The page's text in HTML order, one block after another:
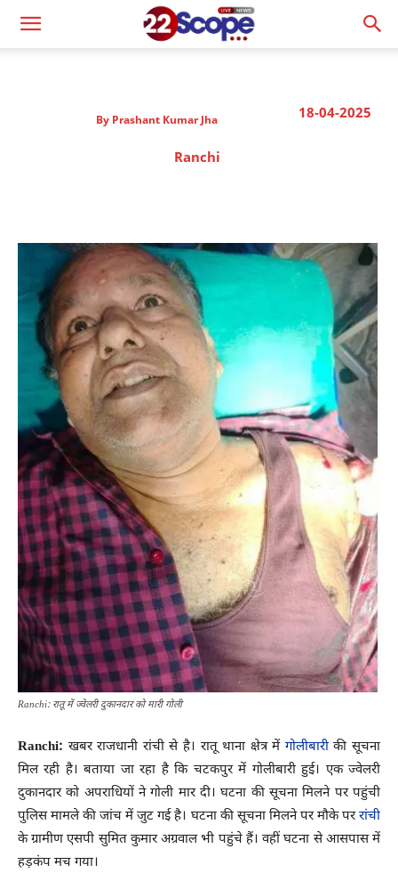
18-04-2025
By Prashant Kumar Jha
Ranchi
Ranchi: रातू में ज्वेलरी दुकानदार को मारी गोली
Ranchi: खबर राजधानी रांची से है। रातू थाना क्षेत्र में गोलीबारीकी सूचना
मिल रही है। बताया जा रहा है कि चटकपुर में गोलीबारी हुई। एक ज्वेलरी
दुकानदार को अपराधियों ने गोली मार दी। घटना की सूचना मिलने पर पहुंची
पुलिस मामले की जांच में जुट गई है। घटना की सूचना मिलने पर मौके पररांची
के ग्रामीण एसपी सुमित कुमार अग्रवाल भी पहुंचे हैं। वहीं घटना से आसपास में
हड़कंप मच गया।